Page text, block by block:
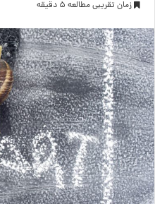
زمان تقریبی مطالعه 5 دقیقه